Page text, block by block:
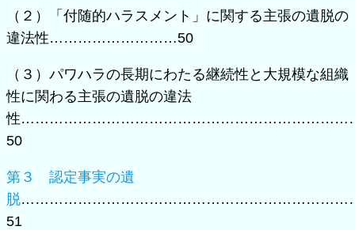
（２）「付随的ハラスメント」に関する主張の遺脱の
違法性………………………50
（３）パワハラの長期にわたる継続性と大規模な組織
性に関わる主張の遺脱の違法
性
50
第３ 認定事実の遺
脱
51